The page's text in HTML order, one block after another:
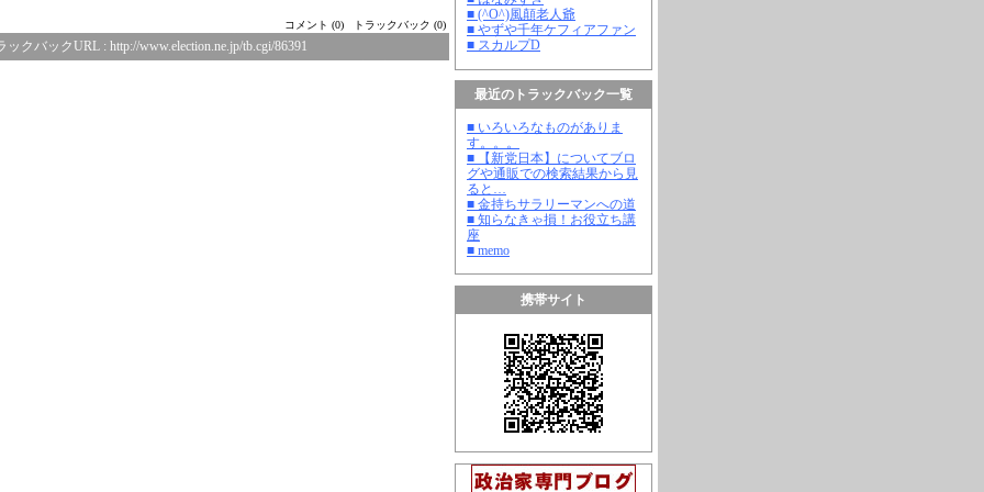
■ (^O^)風顛老人爺
■ やずや千年ケフィアファン
■ スカルプD
最近のトラックバック一覧
■ いろいろなものがありま
す。。。
■ 【新党日本】についてブロ
グや通販での検索結果から見
ると…
■ 金持ちサラリーマンへの道
■ 知らなきゃ損！お役立ち講
座
■ memo
携帯サイト
コメント (0) トラックバック (0)
ックバックURL : http://www.election.ne.jp/tb.cgi/86391